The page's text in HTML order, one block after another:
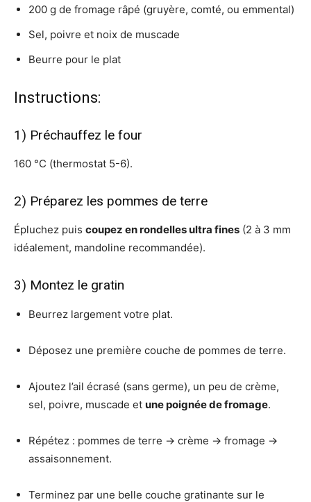
200 g de fromage râpé (gruyère, comté, ou emmental)
Sel, poivre et noix de muscade
Beurre pour le plat
Instructions:
1) Préchauffez le four
160 °C (thermostat 5-6).
2) Préparez les pommes de terre
Épluchez puis coupez en rondelles ultra fines (2 à 3 mm
idéalement, mandoline recommandée).
3) Montez le gratin
Beurrez largement votre plat.
Déposez une première couche de pommes de terre.
Ajoutez l’ail écrasé (sans germe), un peu de crème,
sel, poivre, muscade et une poignée de fromage.
Répétez : pommes de terre → crème → fromage →
assaisonnement.
Terminez par une belle couche gratinante sur le